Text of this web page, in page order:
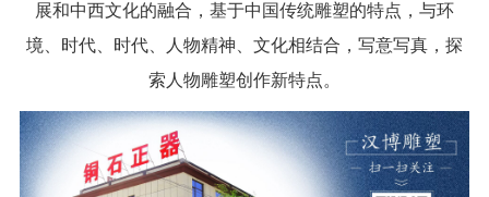
展和中西文化的融合，基于中国传统雕塑的特点，与环
境、时代、时代、人物精神、文化相结合，写意写真，探
索人物雕塑创作新特点。